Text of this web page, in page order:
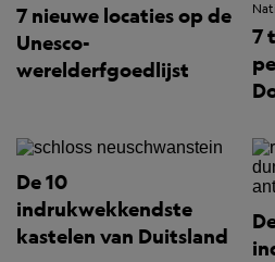
7 nieuwe locaties op de
Unesco-
werelderfgoedlijst
7
De 10
indrukwekkendste
kastelen van Duitsland